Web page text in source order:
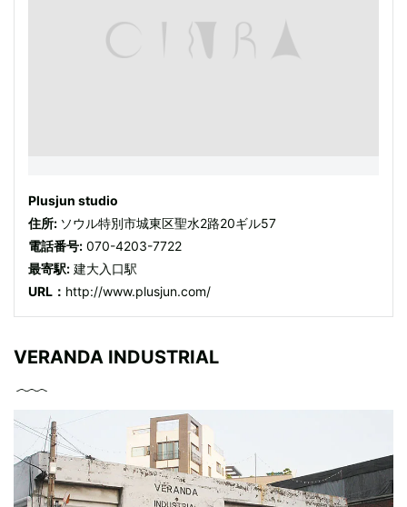
Plusjun studio
住所: ソウル特別市城東区聖水2路20ギル57
電話番号: 070-4203-7722
最寄駅: 建大入口駅
URL： http://www.plusjun.com/
VERANDA INDUSTRIAL